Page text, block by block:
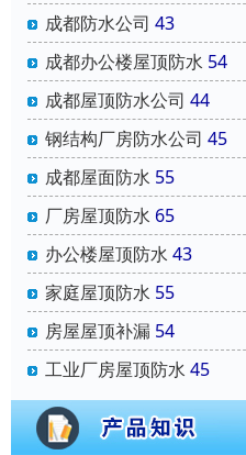
成都防水公司 43
成都办公楼屋顶防水 54
成都屋顶防水公司 44
钢结构厂房防水公司 45
成都屋面防水 55
厂房屋顶防水 65
办公楼屋顶防水 43
家庭屋顶防水 55
房屋屋顶补漏 54
工业厂房屋顶防水 45